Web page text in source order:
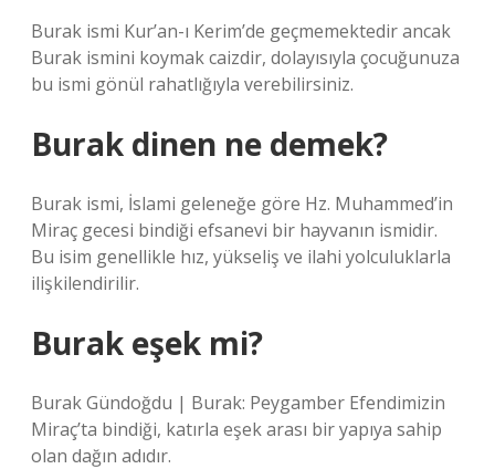
Burak ismi Kur’an-ı Kerim’de geçmemektedir ancak
Burak ismini koymak caizdir, dolayısıyla çocuğunuza
bu ismi gönül rahatlığıyla verebilirsiniz.
Burak dinen ne demek?
Burak ismi, İslami geleneğe göre Hz. Muhammed’in
Miraç gecesi bindiği efsanevi bir hayvanın ismidir.
Bu isim genellikle hız, yükseliş ve ilahi yolculuklarla
ilişkilendirilir.
Burak eşek mi?
Burak Gündoğdu | Burak: Peygamber Efendimizin
Miraç’ta bindiği, katırla eşek arası bir yapıya sahip
olan dağın adıdır.